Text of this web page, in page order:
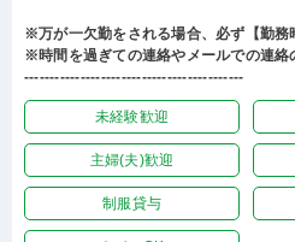
※万が一欠勤をされる場合、必ず【勤
※時間を過ぎての連絡やメールでの連
-------------------------------------------
未経験歓迎
主婦(夫)歓迎
制服貸与